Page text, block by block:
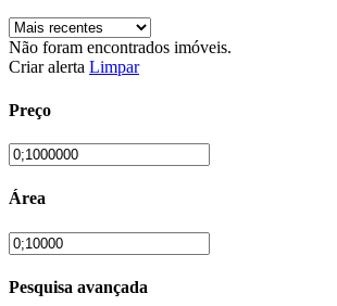
Não foram encontrados imóveis.
Criar alerta Limpar
Preço
Área
Pesquisa avançada